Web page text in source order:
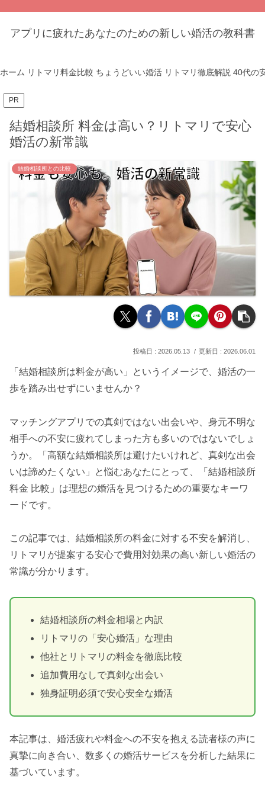
アプリに疲れたあなたのための新しい婚活の教科書
ホーム リトマリ料金比較 ちょうどいい婚活 リトマリ徹底解説 40代の
PR
結婚相談所 料金は高い？リトマリで安心
婚活の新常識
結婚相談所との比較
2026.05.13 2026.06.01
「結婚相談所は料金が高い」というイメージで、婚活の一
歩を踏み出せずにいませんか？
マッチングアプリでの真剣ではない出会いや、身元不明な
相手への不安に疲れてしまった方も多いのではないでしょ
うか。「高額な結婚相談所は避けたいけれど、真剣な出会
いは諦めたくない」と悩むあなたにとって、「結婚相談所
料金 比較」は理想の婚活を見つけるための重要なキーワ
ードです。
この記事では、結婚相談所の料金に対する不安を解消し、
リトマリが提案する安心で費用対効果の高い新しい婚活の
常識が分かります。
結婚相談所の料金相場と内訳
リトマリの「安心婚活」な理由
他社とリトマリの料金を徹底比較
追加費用なしで真剣な出会い
独身証明必須で安心安全な婚活
本記事は、婚活疲れや料金への不安を抱える読者様の声に
真摯に向き合い、数多くの婚活サービスを分析した結果に
基づいています。